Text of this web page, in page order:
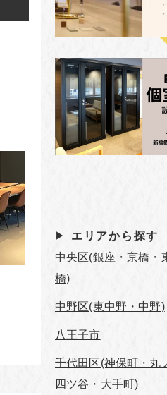
エリアから探す
中央区(銀座・京橋・
橋)
中野区(東中野・中野)
八王子市
千代田区(神保町・丸
四ツ谷・大手町)